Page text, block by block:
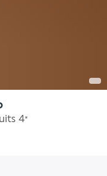
4*